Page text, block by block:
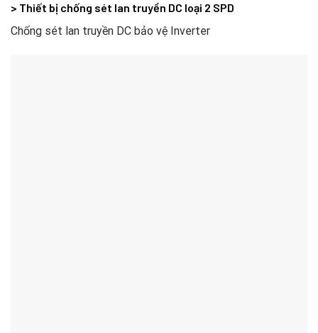
> Thiết bị chống sét lan truyền DC loại 2 SPD
Chống sét lan truyền DC bảo vệ Inverter